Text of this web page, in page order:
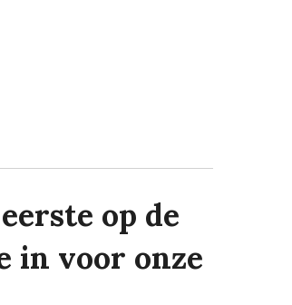
op de
in voor onze